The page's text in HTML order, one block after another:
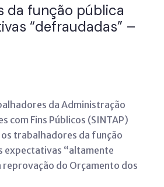
da função pública
“defraudadas” –
da Administração
com Fins Públicos (SINTAP)
trabalhadores da função
expectativas “altamente
reprovação do Orçamento dos